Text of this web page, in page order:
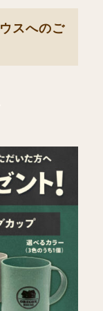
スへのご